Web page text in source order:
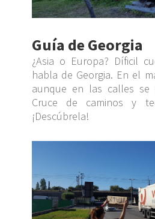
Guía de Georgia
¿Asia o Europa? Díficil
habla de Georgia. En el
aunque en las calles se
Cruce de caminos y
¡Descúbrela!